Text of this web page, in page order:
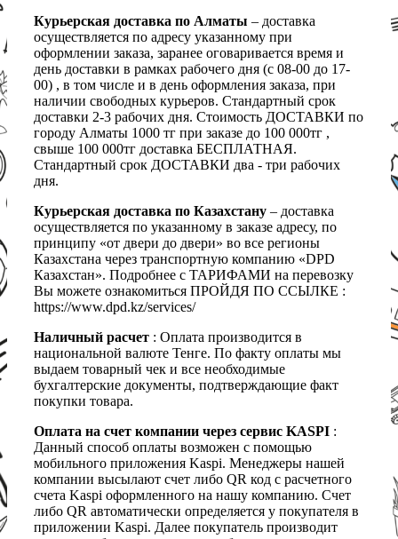
Курьерская доставка по Алматы – доставка
осуществляется по адресу указанному при
оформлении заказа, заранее оговаривается время и
день доставки в рамках рабочего дня (с 08-00 до 17-
00) , в том числе и в день оформления заказа, при
наличии свободных курьеров. Стандартный срок
доставки 2-3 рабочих дня. Стоимость ДОСТАВКИ по
городу Алматы 1000 тг при заказе до 100 000тг ,
свыше 100 000тг доставка БЕСПЛАТНАЯ.
Стандартный срок ДОСТАВКИ два - три рабочих
дня.
Курьерская доставка по Казахстану – доставка
осуществляется по указанному в заказе адресу, по
принципу «от двери до двери» во все регионы
Казахстана через транспортную компанию «DPD
Казахстан». Подробнее с ТАРИФАМИ на перевозку
Вы можете ознакомиться ПРОЙДЯ ПО ССЫЛКЕ :
https://www.dpd.kz/services/
Наличный расчет : Оплата производится в
национальной валюте Тенге. По факту оплаты мы
выдаем товарный чек и все необходимые
бухгалтерские документы, подтверждающие факт
покупки товара.
Оплата на счет компании через сервис KASPI :
Данный способ оплаты возможен с помощью
мобильного приложения Kaspi. Менеджеры нашей
компании высылают счет либо QR код с расчетного
счета Kaspi оформленного на нашу компанию. Счет
либо QR автоматически определяется у покупателя в
приложении Kaspi. Далее покупатель производит